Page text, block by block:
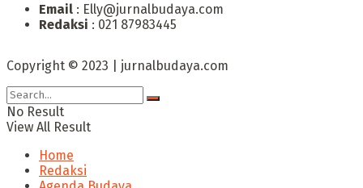
Email : Elly@jurnalbudaya.com
Redaksi : 021 87983445
Copyright © 2023 | jurnalbudaya.com
No Result
View All Result
Home
Redaksi